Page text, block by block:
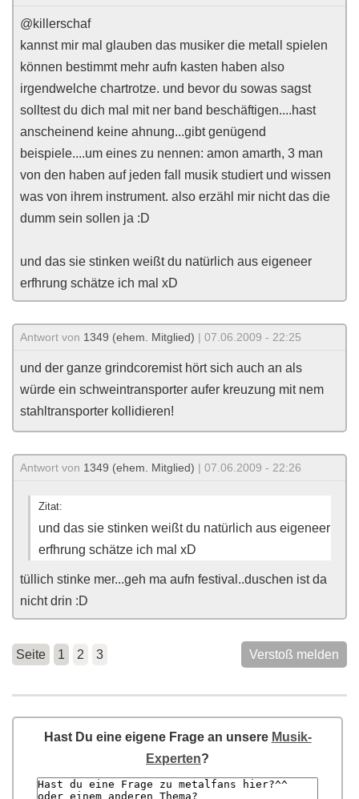
@killerschaf
kannst mir mal glauben das musiker die metall spielen
können bestimmt mehr aufn kasten haben also
irgendwelche chartrotze. und bevor du sowas sagst
solltest du dich mal mit ner band beschäftigen....hast
anscheinend keine ahnung...gibt genügend
beispiele....um eines zu nennen: amon amarth, 3 man
von den haben auf jeden fall musik studiert und wissen
was von ihrem instrument. also erzähl mir nicht das die
dumm sein sollen ja :D
und das sie stinken weißt du natürlich aus eigeneer
erfhrung schätze ich mal xD
Antwort von 1349 (ehem. Mitglied) | 07.06.2009 - 22:25
und der ganze grindcoremist hört sich auch an als
würde ein schweintransporter aufer kreuzung mit nem
stahltransporter kollidieren!
Antwort von 1349 (ehem. Mitglied) | 07.06.2009 - 22:26
Zitat:
und das sie stinken weißt du natürlich aus eigeneer
erfhrung schätze ich mal xD
tüllich stinke mer...geh ma aufn festival..duschen ist da
nicht drin :D
Seite 1 2 3 Verstoß melden
Hast Du eine eigene Frage an unsere Musik-
Experten?